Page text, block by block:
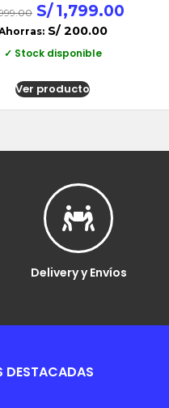
S/1,799.00
S/200.00
✓ Stock disponible
Ver producto
Delivery y Envíos
DESTACADAS